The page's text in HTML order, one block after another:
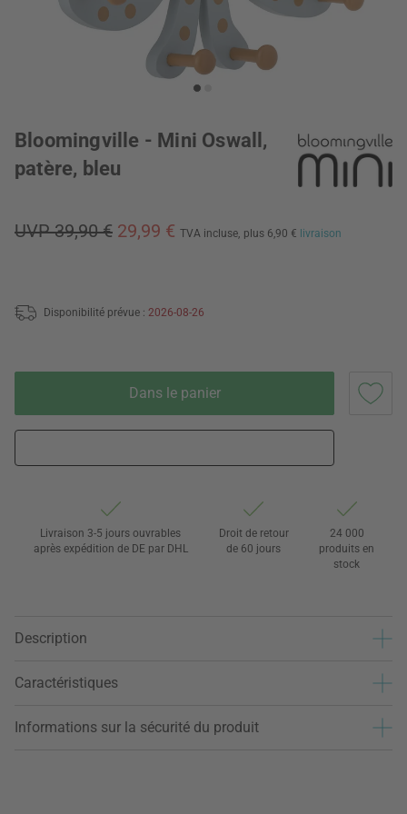
Bloomingville - Mini Oswall,
patère, bleu
UVP 39,90 € 29,99 € TVA incluse, plus 6,90 € livraison
Disponibilité prévue : 2026-08-26
Dans le panier
Livraison 3-5 jours ouvrables
après expédition de DE par DHL
Droit de retour
de 60 jours
24 000
produits en
stock
Description
Caractéristiques
Informations sur la sécurité du produit